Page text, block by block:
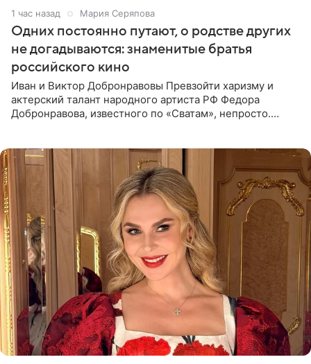
1 час назад Мария Серяпова
Одних постоянно путают, о родстве других
не догадываются: знаменитые братья
российского кино
Иван и Виктор Добронравовы Превзойти харизму и
актерский талант народного артиста РФ Федора
Добронравова, известного по «Сватам», непросто.